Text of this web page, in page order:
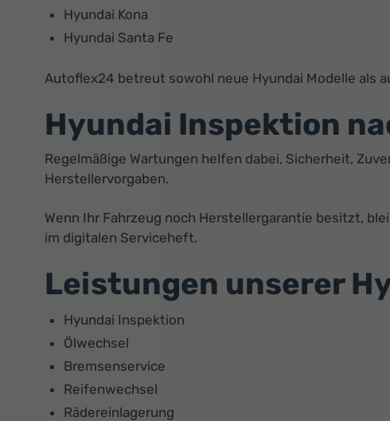
Hyundai Kona
Hyundai Santa Fe
Autoflex24 betreut sowohl neue Hyundai Modelle als
Hyundai Inspektion
Regelmäßige Wartungen helfen dabei, Sicherheit,
Herstellervorgaben.
Wenn Ihr Fahrzeug noch Herstellergarantie besitzt,
im digitalen Serviceheft.
Leistungen unserer
Hyundai Inspektion
Ölwechsel
Bremsenservice
Reifenwechsel
Rädereinlagerung